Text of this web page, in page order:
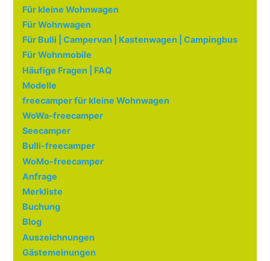
Für kleine Wohnwagen
Für Wohnwagen
Für Bulli | Campervan | Kastenwagen | Campingbus
Für Wohnmobile
Häufige Fragen | FAQ
Modelle
freecamper für kleine Wohnwagen
WoWa-freecamper
Seecamper
Bulli-freecamper
WoMo-freecamper
Anfrage
Merkliste
Buchung
Blog
Auszeichnungen
Gästemeinungen